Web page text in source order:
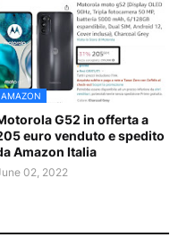
AMAZON
G52 in offerta a
euro venduto e spedito
Amazon Italia
02, 2022